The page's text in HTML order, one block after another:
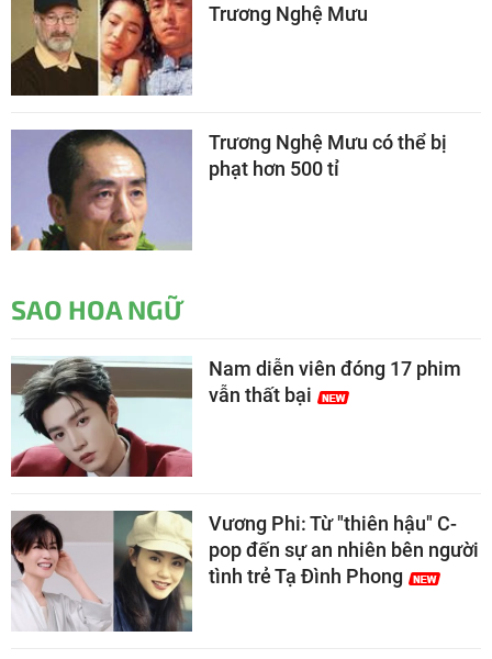
Trương Nghệ Mưu
Trương Nghệ Mưu có thể bị
phạt hơn 500 tỉ
SAO HOA NGỮ
Nam diễn viên đóng 17 phim
vẫn thất bại
Vương Phi: Từ "thiên hậu" C-
pop đến sự an nhiên bên người
tình trẻ Tạ Đình Phong